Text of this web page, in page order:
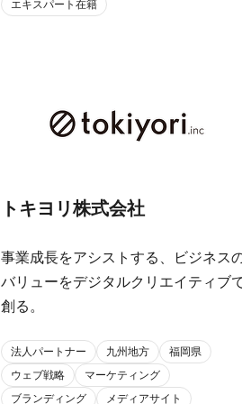
エキスパート在籍
トキヨリ株式会社
事業成長をアシストする、ビジネス
バリューをデジタルクリエイティブ
創る。
法人パートナー 九州地方
福岡県
ウェブ戦略
マーケティング
ブランディング
メディアサイト